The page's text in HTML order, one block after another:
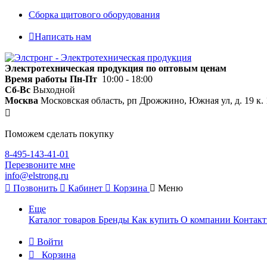
Сборка щитового оборудования
Написать нам
Электротехническая продукция по оптовым ценам
Время работы Пн-Пт 10:00 - 18:00
Сб-Вс Выходной
Москва Московская область, рп Дрожжино, Южная ул, д. 19 к.
Поможем сделать покупку
8-495-143-41-01
Перезвоните мне
info@elstrong.ru
Позвонить
Кабинет Корзина Меню
Еще
Каталог товаров Бренды Как купить О компании
Войти
Корзина